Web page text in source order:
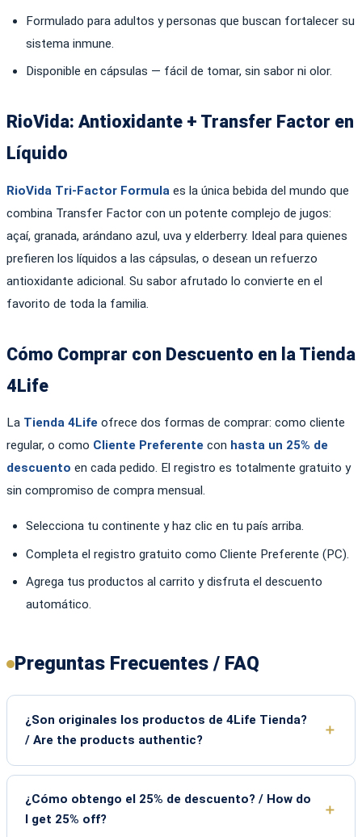
Formulado para adultos y personas que buscan fortalecer su
sistema inmune.
Disponible en cápsulas — fácil de tomar, sin sabor ni olor.
RioVida: Antioxidante + Transfer Factor en
Líquido
RioVida Tri-Factor Formula es la única bebida del mundo que
combina Transfer Factor con un potente complejo de jugos:
açaí, granada, arándano azul, uva y elderberry. Ideal para quienes
prefieren los líquidos a las cápsulas, o desean un refuerzo
antioxidante adicional. Su sabor afrutado lo convierte en el
favorito de toda la familia.
Cómo Comprar con Descuento en la Tienda
4Life
La Tienda 4Life ofrece dos formas de comprar: como cliente
regular, o como Cliente Preferente con hasta un 25% de
descuento en cada pedido. El registro es totalmente gratuito y
sin compromiso de compra mensual.
Selecciona tu continente y haz clic en tu país arriba.
Completa el registro gratuito como Cliente Preferente (PC).
Agrega tus productos al carrito y disfruta el descuento
automático.
Preguntas Frecuentes / FAQ
¿Son originales los productos de 4Life Tienda?
/ Are the products authentic?
¿Cómo obtengo el 25% de descuento? / How do
I get 25% off?